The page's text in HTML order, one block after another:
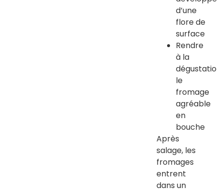
d’une
flore de
surface
Rendre
à la
le
fromage
agréable
en
bouche
Après
salage, les
fromages
entrent
dans un